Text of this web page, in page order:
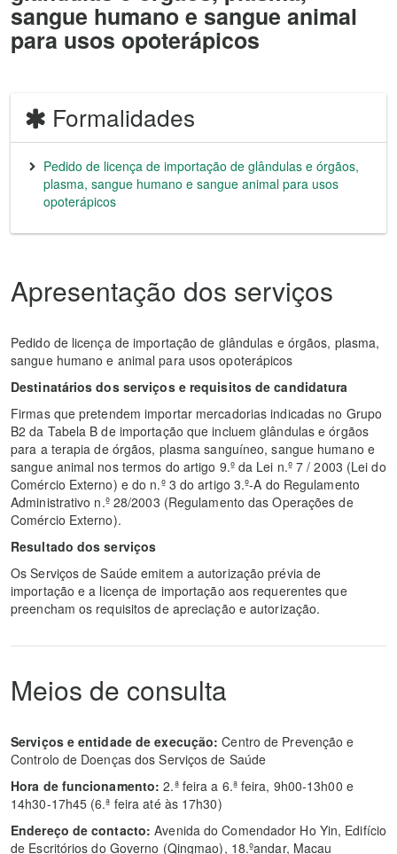
sangue humano e sangue animal
para usos opoterápicos
Formalidades
Pedido de licença de importação de glândulas e órgãos,
plasma, sangue humano e sangue animal para usos
opoterápicos
Apresentação dos serviços
Pedido de licença de importação de glândulas e órgãos, plasma,
sangue humano e animal para usos opoterápicos
Destinatários dos serviços e requisitos de candidatura
Firmas que pretendem importar mercadorias indicadas no Grupo
B2 da Tabela B de importação que incluem glândulas e órgãos
para a terapia de órgãos, plasma sanguíneo, sangue humano e
sangue animal nos termos do artigo 9.º da Lei n.º 7 / 2003 (Lei do
Comércio Externo) e do n.º 3 do artigo 3.º-A do Regulamento
Administrativo n.º 28/2003 (Regulamento das Operações de
Comércio Externo).
Resultado dos serviços
Os Serviços de Saúde emitem a autorização prévia de
importação e a licença de importação aos requerentes que
preencham os requisitos de apreciação e autorização.
Meios de consulta
Serviços e entidade de execução: Centro de Prevenção e
Controlo de Doenças dos Serviços de Saúde
Hora de funcionamento: 2.ª feira a 6.ª feira, 9h00-13h00 e
14h30-17h45 (6.ª feira até às 17h30)
Endereço de contacto: Avenida do Comendador Ho Yin, Edifício
de Escritórios do Governo (Qingmao), 18.ºandar, Macau